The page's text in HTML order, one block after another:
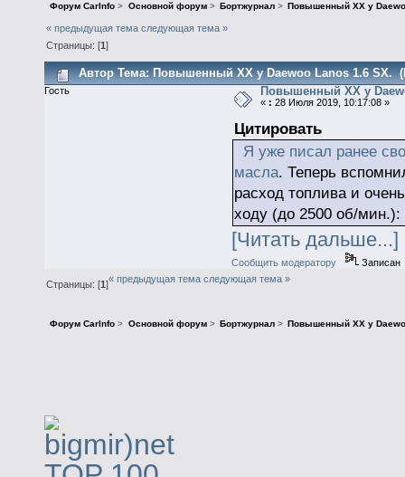
Форум CarInfo > Основной форум> Бортжурнал> Повышенный ХХ у
« предыдущая тема следующая тема »
Страницы: [1]
АвторТема: Повышенный ХХ у Daewoo Lanos 1.6 SX.
Гость Повышенный ХХ у
« : 28 Июля 2019, 10:17:08 »
Цитировать
Я уже писал ранее
масла. Теперь
расход топлива и
ходу (до 2500 об/мин.):
[Читать дальше...]
Сообщить модератору
Записан
Страницы: [1]« предыдущая тема следующая тема »
Форум CarInfo > Основной форум> Бортжурнал> Повышенный ХХ у